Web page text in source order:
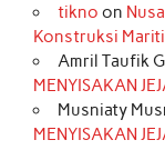
tikno on
Konstruksi
Amril Taufik
MENYISAKAN
Musniaty
MENYISAKAN